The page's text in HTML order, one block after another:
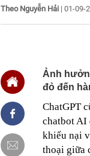
Theo Nguyễn Hải | 01-09-
Ảnh
đỏ đến
ChatGPT
chatbot AI
khiếu nại
thoại giữa